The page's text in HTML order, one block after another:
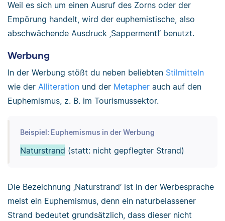
Weil es sich um einen Ausruf des Zorns oder der
Empörung handelt, wird der euphemistische, also
abschwächende Ausdruck ‚Sapperment!‘ benutzt.
Werbung
In der Werbung stößt du neben beliebten Stilmitteln
wie der Alliteration und der Metapher auch auf den
Euphemismus, z. B. im Tourismussektor.
Beispiel: Euphemismus in der Werbung
Naturstrand (statt: nicht gepflegter Strand)
Die Bezeichnung ‚Naturstrand‘ ist in der Werbesprache
meist ein Euphemismus, denn ein naturbelassener
Strand bedeutet grundsätzlich, dass dieser nicht